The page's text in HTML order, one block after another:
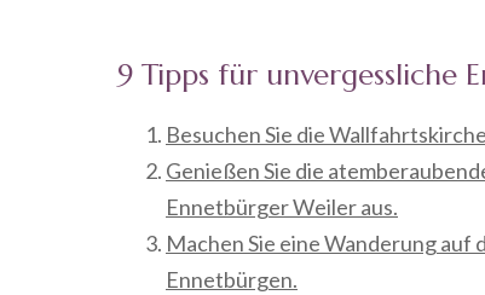
9 Tipps für unvergessliche
Besuchen Sie die
Genießen Sie die
Ennetbürger Weiler aus.
Machen Sie eine Wanderung auf
Ennetbürgen.